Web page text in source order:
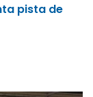
pista de